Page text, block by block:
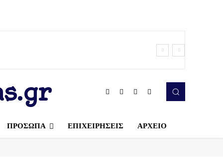
ΠΡΟΣΩΠΑ ΕΠΙΧΕΙΡΗΣΕΙΣ ΑΡΧΕΙΟ